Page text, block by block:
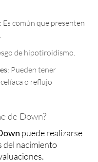
Es común que presenten
de hipotiroidismo.
: Pueden tener
o reflujo
de Down?
puede realizarse
del nacimiento